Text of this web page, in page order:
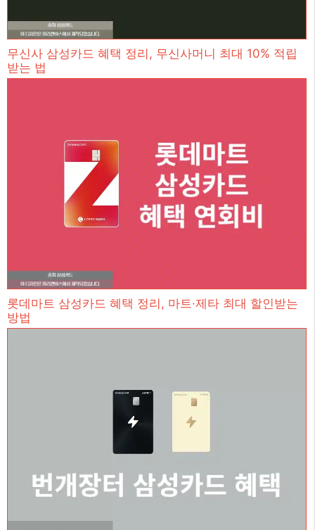
무신사 삼성카드 혜택 정리, 무신사머니 최대 10% 적립
받는 법
롯데마트 삼성카드 혜택 정리, 마트·제타 최대 할인받는
방법